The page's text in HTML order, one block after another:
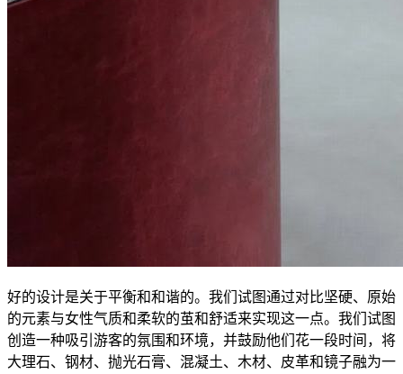
好的设计是关于平衡和和谐的。我们试图通过对比坚硬、原始
的元素与女性气质和柔软的茧和舒适来实现这一点。我们试图
创造一种吸引游客的氛围和环境，并鼓励他们花一段时间，将
大理石、钢材、抛光石膏、混凝土、木材、皮革和镜子融为一